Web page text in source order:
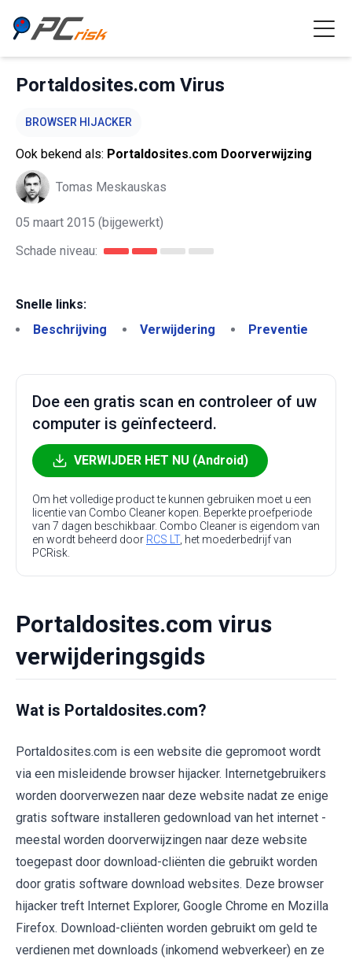
Portaldosites.com Virus
BROWSER HIJACKER
Ook bekend als: Portaldosites.com Doorverwijzing
Tomas Meskauskas
05 maart 2015 (bijgewerkt)
Schade niveau:
Snelle links:
Beschrijving
Verwijdering Preventie
Doe een gratis scan en controleer of uw
computer is geïnfecteerd.
VERWIJDER HET NU (Android)
Om het volledige product te kunnen gebruiken moet u een
licentie van Combo Cleaner kopen. Beperkte proefperiode
van 7 dagen beschikbaar. Combo Cleaner is eigendom van
en wordt beheerd door RCS LT, het moederbedrijf van
PCRisk.
Portaldosites.com virus
verwijderingsgids
Wat is Portaldosites.com?
Portaldosites.com is een website die gepromoot wordt
via een misleidende browser hijacker. Internetgebruikers
worden doorverwezen naar deze website nadat ze enige
gratis software installeren gedownload van het internet -
meestal worden doorverwijzingen naar deze website
toegepast door download-cliënten die gebruikt worden
door gratis software download websites. Deze browser
hijacker treft Internet Explorer, Google Chrome en Mozilla
Firefox. Download-cliënten worden gebruikt om geld te
verdienen met downloads (inkomend webverkeer) en ze